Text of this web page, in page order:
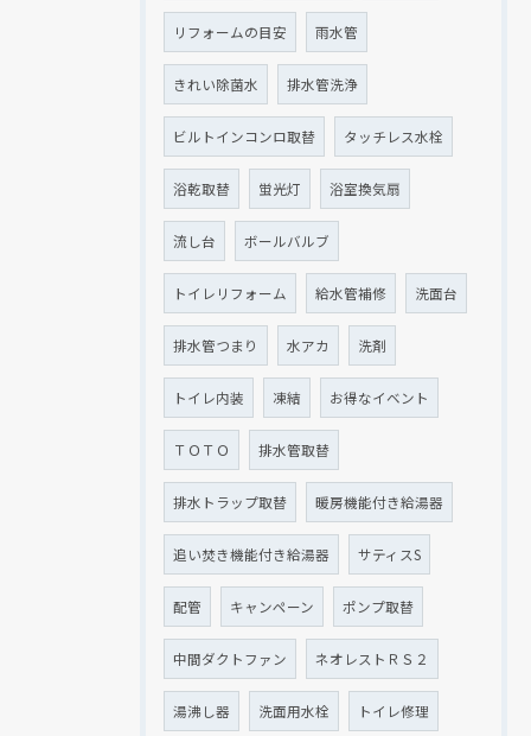
リフォームの目安 雨水管
きれい除菌水 排水管洗浄
ビルトインコンロ取替 タッチレス水栓
浴乾取替 蛍光灯 浴室換気扇
流し台 ボールバルブ
トイレリフォーム 給水管補修 洗面台
排水管つまり 水アカ 洗剤
トイレ内装 凍結 お得なイベント
ＴＯＴＯ 排水管取替
排水トラップ取替 暖房機能付き給湯器
追い焚き機能付き給湯器 サティスS
配管 キャンペーン ポンプ取替
中間ダクトファン ネオレストＲＳ２
湯沸し器 洗面用水栓 トイレ修理